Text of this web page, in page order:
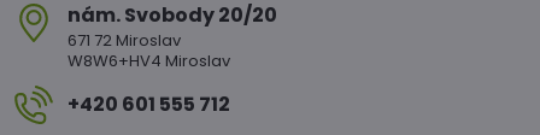
nám​. Svobody 20/20
671 72 Miroslav
W8W6+HV4 Miroslav
+420 601 555 712